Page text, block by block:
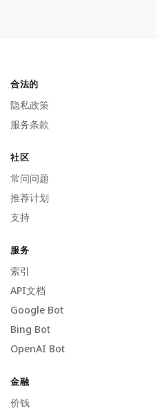
合法的
隐私政策
服务条款
社区
常问问题
推荐计划
支持
服务
索引
API文档
Google Bot
Bing Bot
OpenAI Bot
金融
价钱